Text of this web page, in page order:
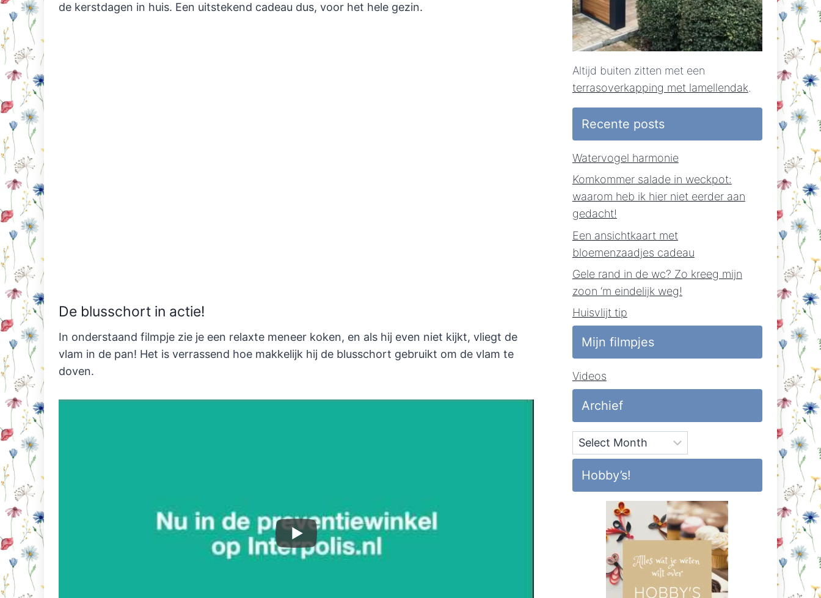
de kerstdagen in huis. Een uitstekend cadeau dus, voor het hele gezin.
De blusschort in actie!
In onderstaand filmpje zie je een relaxte meneer koken, en als hij even niet kijkt, vliegt de
vlam in de pan! Het is verrassend hoe makkelijk hij de blusschort gebruikt om de vlam te
doven.
Altijd buiten zitten met een
terrasoverkapping met lamellendak.
Recente posts
Watervogel harmonie
Komkommer salade in weckpot:
waarom heb ik hier niet eerder aan
gedacht!
Een ansichtkaart met
bloemenzaadjes cadeau
Gele rand in de wc? Zo kreeg mijn
zoon ‘m eindelijk weg!
Huisvlijt tip
Mijn filmpjes
Videos
Archief
Archief
Hobby’s!